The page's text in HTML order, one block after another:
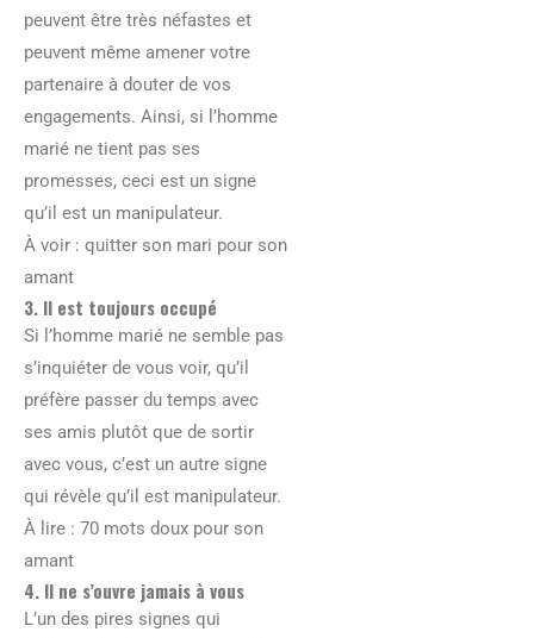
peuvent être très néfastes et
peuvent même amener votre
partenaire à douter de vos
engagements. Ainsi, si l’homme
marié ne tient pas ses
promesses, ceci est un signe
qu’il est un manipulateur.
À voir : quitter son mari pour son
amant
3. Il est toujours occupé
Si l’homme marié ne semble pas
s’inquiéter de vous voir, qu’il
préfère passer du temps avec
ses amis plutôt que de sortir
avec vous, c’est un autre signe
qui révèle qu’il est manipulateur.
À lire : 70 mots doux pour son
amant
4. Il ne s’ouvre jamais à vous
L’un des pires signes qui